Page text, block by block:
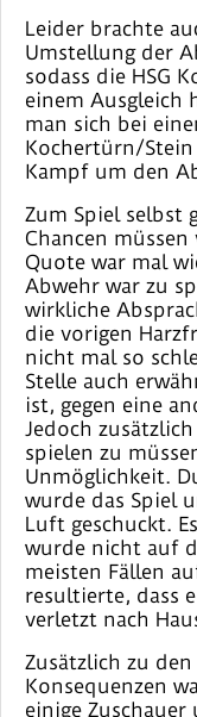
Leider brachte
Umstellung der
sodass die HSG
einem
man sich bei
Kochertürn/
Kampf um den
Zum Spiel selbst
Chancen
Quote war mal
Abwehr war zu
wirkliche
die vorigen
nicht mal so
Stelle auch
ist, gegen eine
Jedoch
spielen zu
Unmöglichkeit.
wurde das Spiel
Luft geschuckt.
wurde nicht auf
meisten Fällen
resultierte, dass
verletzt nach
Zusätzlich zu
Konsequenzen
einige